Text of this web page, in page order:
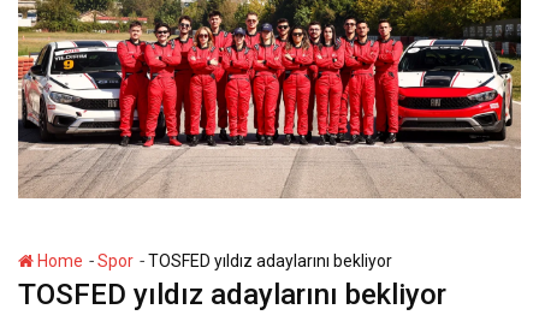
Home -Spor -TOSFED yıldız adaylarını bekliyor
TOSFED yıldız adaylarını bekliyor